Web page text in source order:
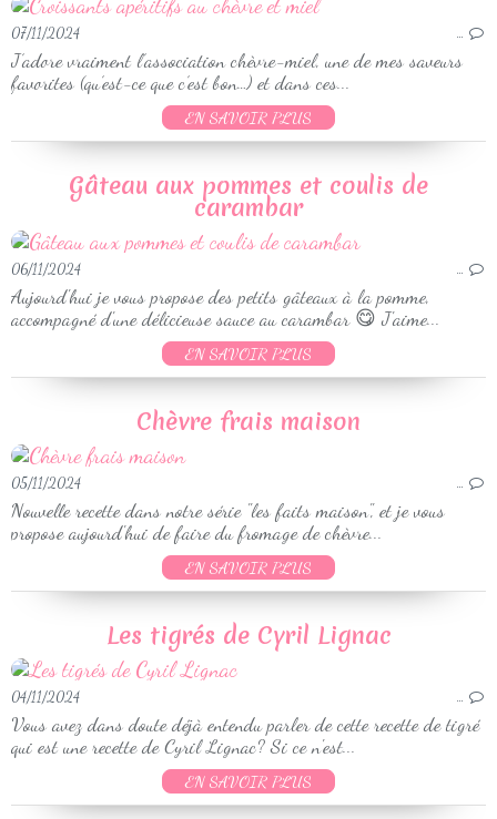
07/11/2024 …
J’adore vraiment l’association chèvre-miel, une de mes saveurs
favorites (qu’est-ce que c’est bon…) et dans ces...
EN SAVOIR PLUS
Gâteau aux pommes et coulis de
carambar
06/11/2024 …
Aujourd'hui je vous propose des petits gâteaux à la pomme,
accompagné d'une délicieuse sauce au carambar 😋 J'aime...
EN SAVOIR PLUS
Chèvre frais maison
05/11/2024 …
Nouvelle recette dans notre série "les faits maison", et je vous
propose aujourd'hui de faire du fromage de chèvre...
EN SAVOIR PLUS
Les tigrés de Cyril Lignac
04/11/2024 …
Vous avez dans doute déjà entendu parler de cette recette de tigré
qui est une recette de Cyril Lignac? Si ce n'est...
EN SAVOIR PLUS